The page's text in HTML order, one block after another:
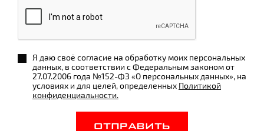
Я даю своё согласие на обработку моих персональных
данных, в соответствии с Федеральным законом от
27.07.2006 года №152-ФЗ «О персональных данных», на
условиях и для целей, определенных Политикой
конфиденциальности.
ОТПРАВИТЬ